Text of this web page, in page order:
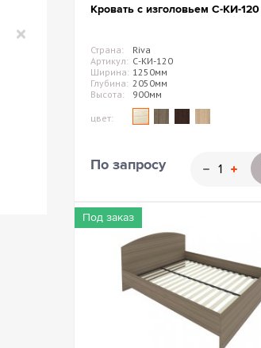
Кровать с изголовьем С-КИ-120
Страна:
Riva
Артикул: С-КИ-120
Ширина: 1250мм
Глубина: 2050мм
Высота:
900мм
цвет:
По запросу
Под заказ